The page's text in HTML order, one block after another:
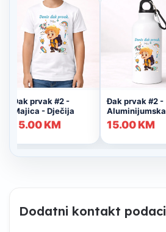
Dodatni kontakt podaci